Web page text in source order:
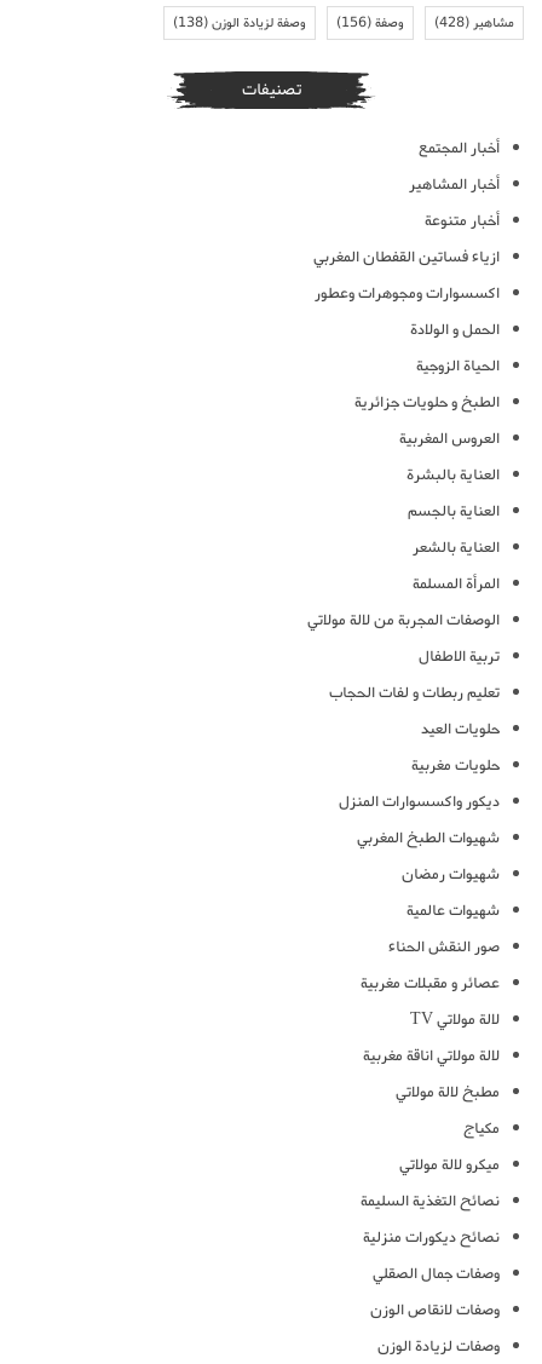
مشاهير(428) وصفة(156) وصفة لزيادة الوزن(138)
تصنيفات
أخبار المجتمع
أخبار المشاهير
أخبار متنوعة
ازياء فساتين القفطان المغربي
اكسسوارات ومجوهرات وعطور
الحمل و الولادة
الحياة الزوجية
الطبخ و حلويات جزائرية
العروس المغربية
العناية بالبشرة
العناية بالجسم
العناية بالشعر
المرأة المسلمة
الوصفات المجربة من لالة مولاتي
تربية الاطفال
تعليم ربطات و لفات الحجاب
حلويات العيد
حلويات مغربية
ديكور واكسسوارات المنزل
شهيوات الطبخ المغربي
شهيوات رمضان
شهيوات عالمية
صور النقش الحناء
عصائر و مقبلات مغربية
لالة مولاتي TV
لالة مولاتي اناقة مغربية
مطبخ لالة مولاتي
مكياج
ميكرو لالة مولاتي
نصائح التغذية السليمة
نصائح ديكورات منزلية
وصفات جمال الصقلي
وصفات لانقاص الوزن
وصفات لزيادة الوزن